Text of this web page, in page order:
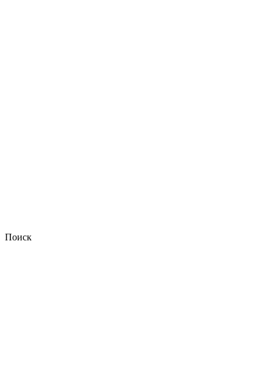
Поиск